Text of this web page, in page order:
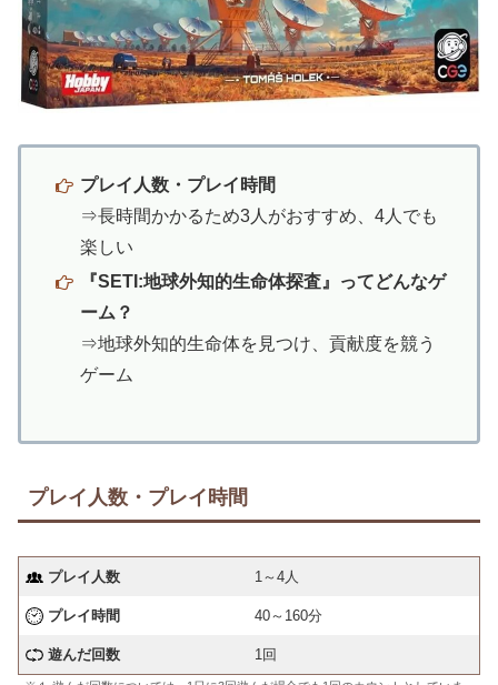
プレイ人数・プレイ時間
⇒長時間かかるため3人がおすすめ、4人でも
楽しい
『SETI:地球外知的生命体探査』ってどんなゲ
ーム？
⇒地球外知的生命体を見つけ、貢献度を競う
ゲーム
プレイ人数・プレイ時間
プレイ人数 1～4人
プレイ時間 40～160分
遊んだ回数 1回